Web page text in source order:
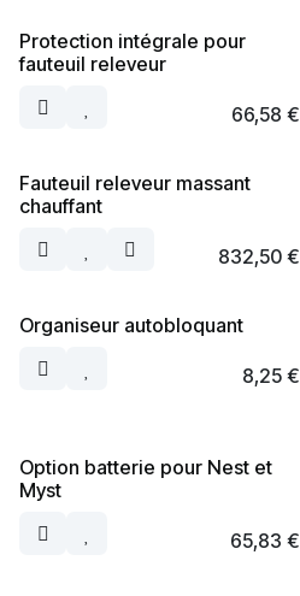
Protection intégrale pour
fauteuil releveur
66,58 €
Fauteuil releveur massant
chauffant
832,50€
Organiseur autobloquant
8,25€
Option batterie pour Nest et
Myst
65,83 €